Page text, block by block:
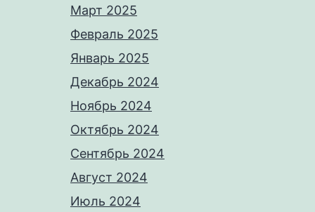
Март 2025
Февраль 2025
Январь 2025
Декабрь 2024
Ноябрь 2024
Октябрь 2024
Сентябрь 2024
Август 2024
Июль 2024